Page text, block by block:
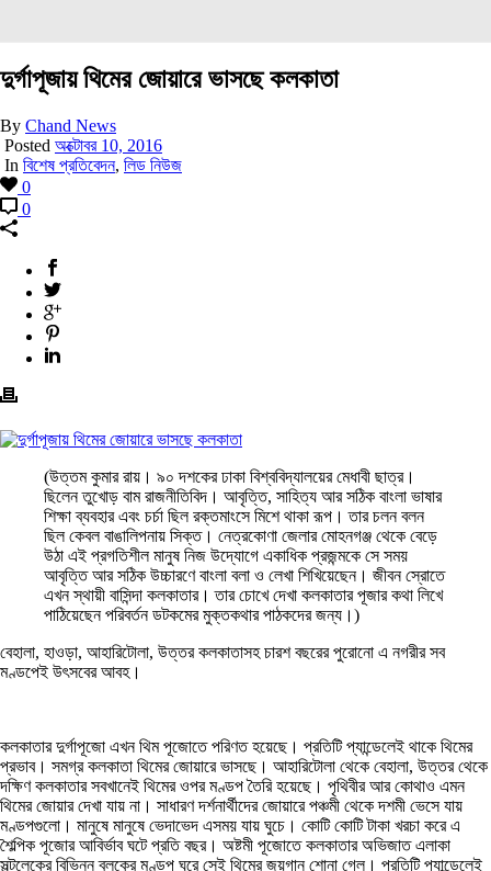
দুর্গাপূজায় থিমের জোয়ারে ভাসছে কলকাতা
By Chand News
Posted অক্টোবর 10, 2016
In বিশেষ প্রতিবেদন, লিড নিউজ
0
0
(উত্তম কুমার রায়। ৯০ দশকের ঢাকা বিশ্ববিদ্যালয়ের মেধাবী ছাত্র।
ছিলেন তুখোড় বাম রাজনীতিবিদ। আবৃত্তি, সাহিত্য আর সঠিক বাংলা ভাষার
শিক্ষা ব্যবহার এবং চর্চা ছিল রক্তমাংসে মিশে থাকা রূপ। তার চলন বলন
ছিল কেবল বাঙালিপনায় সিক্ত। নেত্রকোণা জেলার মোহনগঞ্জ থেকে বেড়ে
উঠা এই প্রগতিশীল মানুষ নিজ উদ্যোগে একাধিক প্রজন্মকে সে সময়
আবৃত্তি আর সঠিক উচ্চারণে বাংলা বলা ও লেখা শিখিয়েছেন। জীবন স্রোতে
এখন স্থায়ী বাসিন্দা কলকাতার। তার চোখে দেখা কলকাতার পূজার কথা লিখে
পাঠিয়েছেন পরিবর্তন ডটকমের মুক্তকথার পাঠকদের জন্য।)
বেহালা, হাওড়া, আহারিটোলা, উত্তর কলকাতাসহ চারশ বছরের পুরোনো এ নগরীর সব
মণ্ডপেই উৎসবের আবহ।
কলকাতার দুর্গাপূজো এখন থিম পূজোতে পরিণত হয়েছে। প্রতিটি প্যান্ডেলেই থাকে থিমের
প্রভাব। সমগ্র কলকাতা থিমের জোয়ারে ভাসছে। আহারিটোলা থেকে বেহালা, উত্তর থেকে
দক্ষিণ কলকাতার সবখানেই থিমের ওপর মণ্ডপ তৈরি হয়েছে। পৃথিবীর আর কোথাও এমন
থিমের জোয়ার দেখা যায় না। সাধারণ দর্শনার্থীদের জোয়ারে পঞ্চমী থেকে দশমী ভেসে যায়
মণ্ডপগুলো। মানুষে মানুষে ভেদাভেদ এসময় যায় ঘুচে। কোটি কোটি টাকা খরচা করে এ
শৈল্পিক পূজোর আবির্ভাব ঘটে প্রতি বছর। অষ্টমী পূজোতে কলকাতার অভিজাত এলাকা
সল্টলেকের বিভিন্ন ব্লকের মণ্ডপ ঘুরে সেই থিমের জয়গান শোনা গেল। প্রতিটি প্যান্ডেলেই